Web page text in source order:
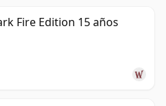
Fire Edition 15 años